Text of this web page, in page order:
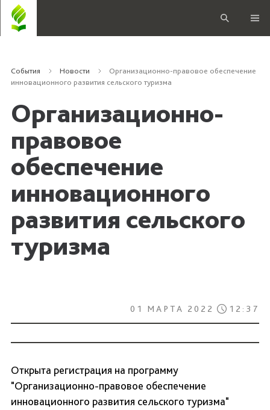
События Новости
Организационно-правовое обеспечение
инновационного развития сельского туризма
Организационно-
правовое
обеспечение
инновационного
развития сельского
туризма
01 МАРТА 2022 12:37
Открыта регистрация на программу
"Организационно-правовое обеспечение
инновационного развития сельского туризма"